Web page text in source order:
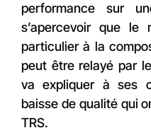
performance sur
s’apercevoir que
particulier à la
peut être relayé par
va expliquer à ses
baisse de qualité qui
TRS.